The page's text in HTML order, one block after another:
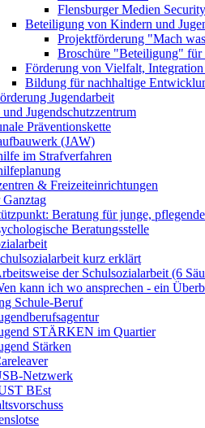
Flensburger Medien Security
Beteiligung von Kindern und
Projektförderung "Mach
Broschüre "Beteiligung" für
Förderung von Vielfalt,
Bildung für nachhaltige
Jugendarbeit
Jugendschutzzentrum
Präventionskette
(JAW)
im Strafverfahren
& Freizeiteinrichtungen
Beratung für junge,
Beratungsstelle
kurz erklärt
der Schulsozialarbeit (6
kann ich wo ansprechen - ein
Schule-Beruf
STÄRKEN im Quartier
Stärken
Netzwerk
BEst